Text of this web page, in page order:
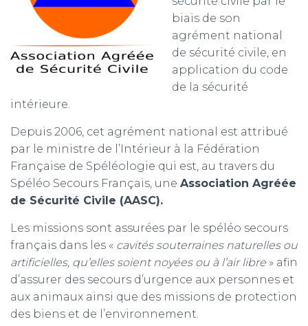
m
biais de son
agrément national
de sécurité civile, en
application du code
de la sécurité
intérieure.
Depuis 2006, cet agrément national est attribué
par le ministre de l’Intérieur à la Fédération
Française de Spéléologie qui est, au travers du
Spéléo Secours Français, une Association Agréée
de Sécurité Civile (AASC).
Les missions sont assurées par le spéléo secours
français dans les « cavités souterraines naturelles ou
artificielles, qu’elles soient noyées ou à l’air libre » afin
d’assurer des secours d’urgence aux personnes et
aux animaux ainsi que des missions de protection
des biens et de l’environnement.